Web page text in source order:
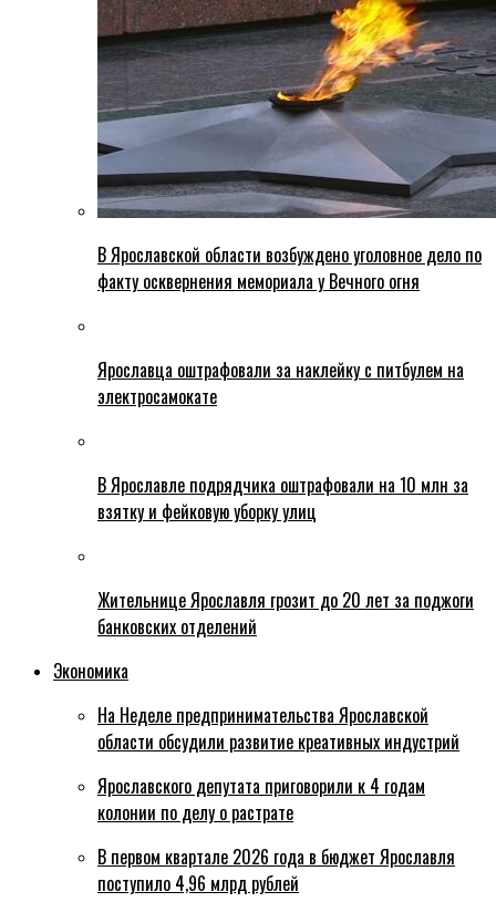
В Ярославской области возбуждено уголовное дело по
факту осквернения мемориала у Вечного огня
Ярославца оштрафовали за наклейку с питбулем на
электросамокате
В Ярославле подрядчика оштрафовали на 10 млн за
взятку и фейковую уборку улиц
Жительнице Ярославля грозит до 20 лет за поджоги
банковских отделений
Экономика
На Неделе предпринимательства Ярославской
области обсудили развитие креативных индустрий
Ярославского депутата приговорили к 4 годам
колонии по делу о растрате
В первом квартале 2026 года в бюджет Ярославля
поступило 4,96 млрд рублей